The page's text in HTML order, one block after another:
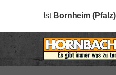
Ist Bornheim (Pfalz)